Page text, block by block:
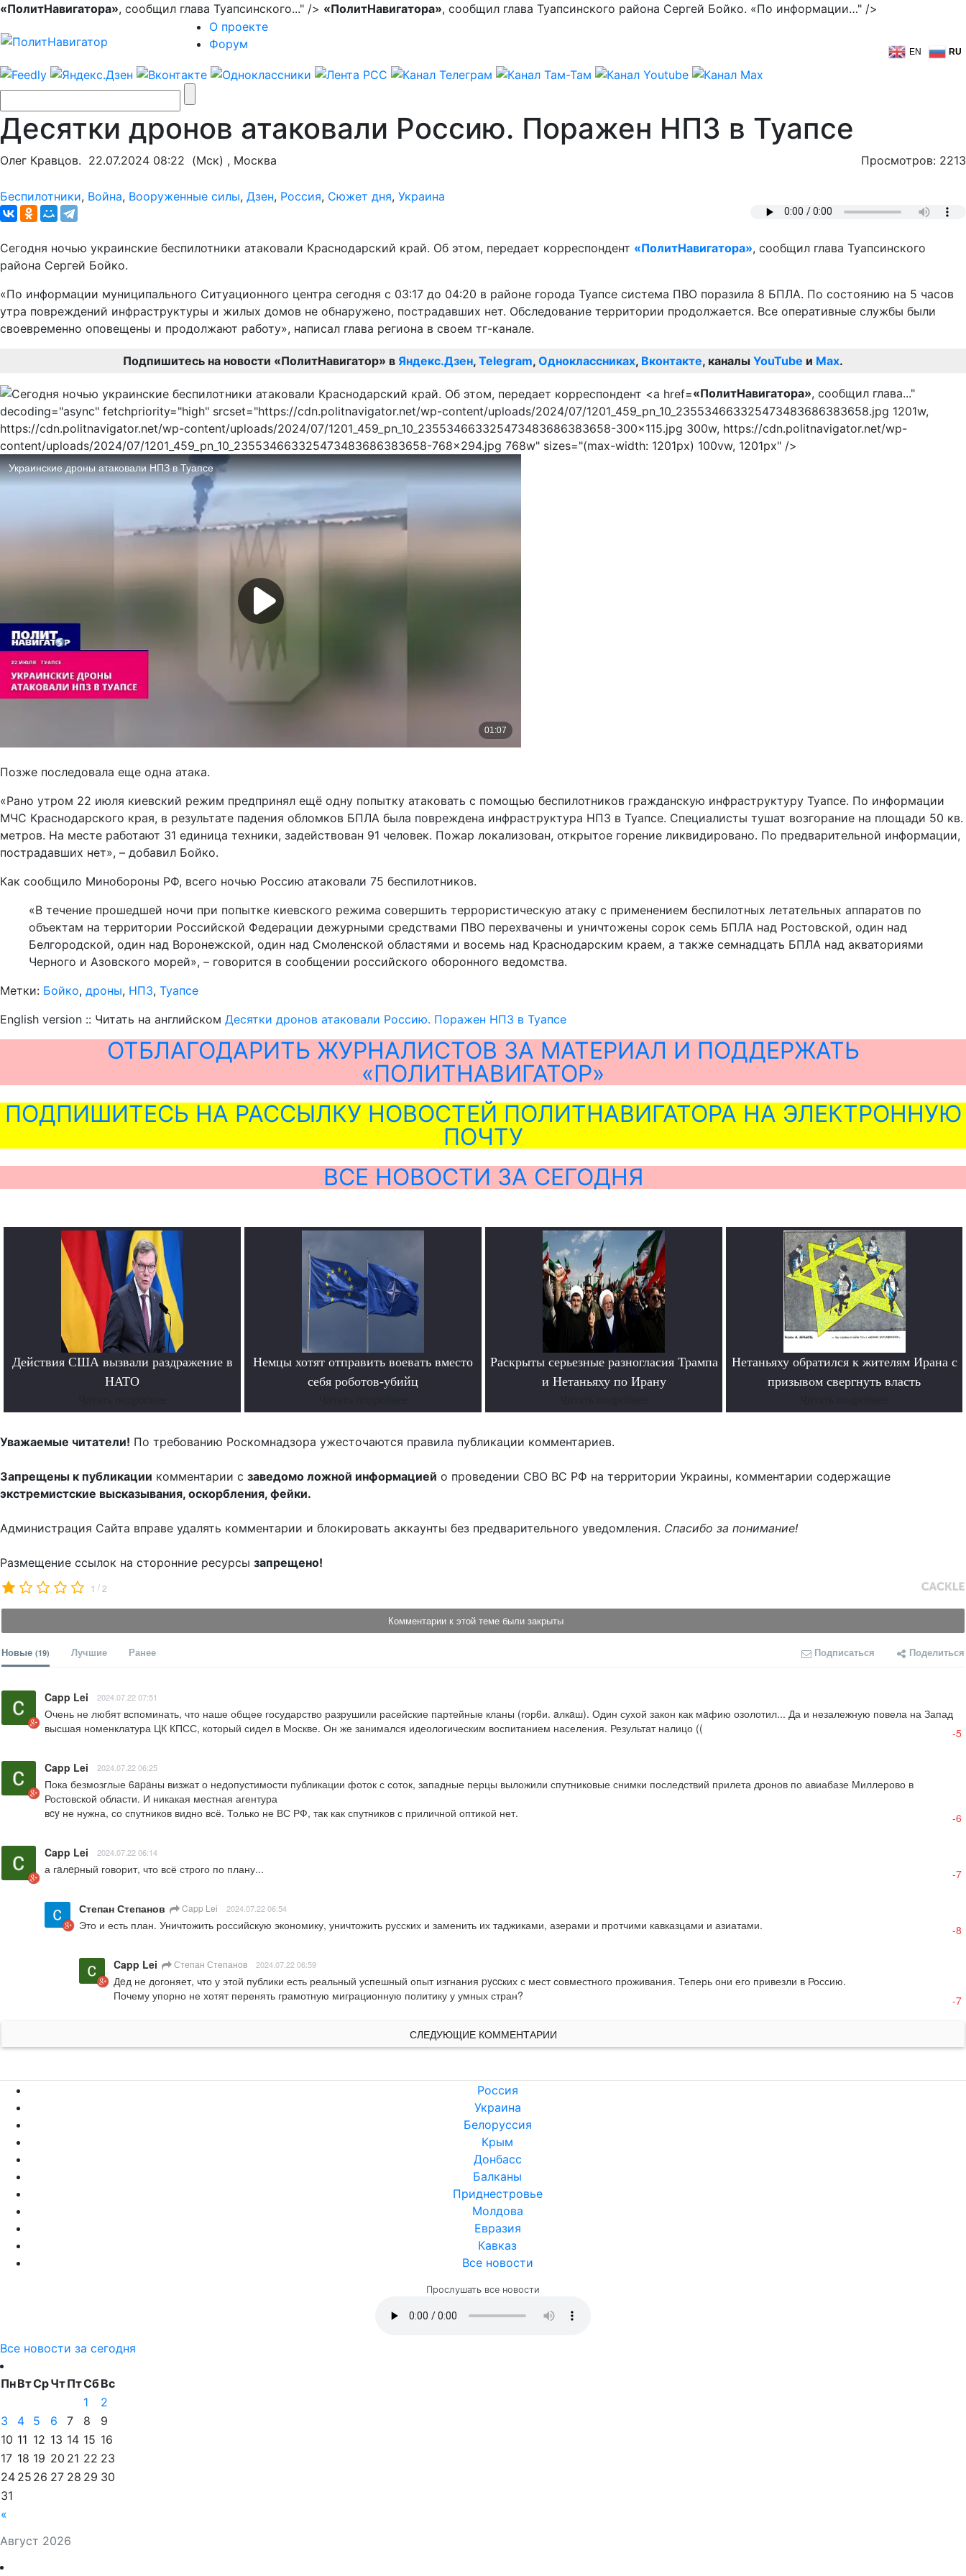
«ПолитНавигатора», сообщил глава Туапсинского..." /> «ПолитНавигатора», сообщил глава Туапсинского района Сергей Бойко. «По информации…" />
О проекте
Форум
EN RU
Десятки дронов атаковали Россию. Поражен НПЗ в Туапсе
Олег Кравцов. 22.07.2024 08:22 (Мск) , Москва Просмотров: 2213
Беспилотники, Война, Вооруженные силы, Дзен, Россия, Сюжет дня, Украина
Сегодня ночью украинские беспилотники атаковали Краснодарский край. Об этом, передает корреспондент «ПолитНавигатора», сообщил глава Туапсинского
района Сергей Бойко.
«По информации муниципального Ситуационного центра сегодня с 03:17 до 04:20 в районе города Туапсе система ПВО поразила 8 БПЛА. По состоянию на 5 часов
утра повреждений инфраструктуры и жилых домов не обнаружено, пострадавших нет. Обследование территории продолжается. Все оперативные службы были
своевременно оповещены и продолжают работу», написал глава региона в своем тг-канале.
Подпишитесь на новости «ПолитНавигатор» в Яндекс.Дзен, Telegram, Одноклассниках, Вконтакте, каналы YouTube и Max.
«ПолитНавигатора», сообщил глава..."
decoding="async" fetchpriority="high" srcset="https://cdn.politnavigator.net/wp-content/uploads/2024/07/1201_459_pn_10_235534663325473483686383658.jpg 1201w,
https://cdn.politnavigator.net/wp-content/uploads/2024/07/1201_459_pn_10_235534663325473483686383658-300x115.jpg 300w, https://cdn.politnavigator.net/wp-
content/uploads/2024/07/1201_459_pn_10_235534663325473483686383658-768x294.jpg 768w" sizes="(max-width: 1201px) 100vw, 1201px" />
Позже последовала еще одна атака.
«Рано утром 22 июля киевский режим предпринял ещё одну попытку атаковать с помощью беспилотников гражданскую инфраструктуру Туапсе. По информации
МЧС Краснодарского края, в результате падения обломков БПЛА была повреждена инфраструктура НПЗ в Туапсе. Специалисты тушат возгорание на площади 50 кв.
метров. На месте работают 31 единица техники, задействован 91 человек. Пожар локализован, открытое горение ликвидировано. По предварительной информации,
пострадавших нет», – добавил Бойко.
Как сообщило Минобороны РФ, всего ночью Россию атаковали 75 беспилотников.
«В течение прошедшей ночи при попытке киевского режима совершить террористическую атаку с применением беспилотных летательных аппаратов по
объектам на территории Российской Федерации дежурными средствами ПВО перехвачены и уничтожены сорок семь БПЛА над Ростовской, один над
Белгородской, один над Воронежской, один над Смоленской областями и восемь над Краснодарским краем, а также семнадцать БПЛА над акваториями
Черного и Азовского морей», – говорится в сообщении российского оборонного ведомства.
Метки: Бойко, дроны, НПЗ, Туапсе
English version :: Читать на английском Десятки дронов атаковали Россию. Поражен НПЗ в Туапсе
ОТБЛАГОДАРИТЬ ЖУРНАЛИСТОВ ЗА МАТЕРИАЛ И ПОДДЕРЖАТЬ
«ПОЛИТНАВИГАТОР»
ПОДПИШИТЕСЬ НА РАССЫЛКУ НОВОСТЕЙ ПОЛИТНАВИГАТОРА НА ЭЛЕКТРОННУЮ
ПОЧТУ
ВСЕ НОВОСТИ ЗА СЕГОДНЯ
Действия США вызвали раздражение в
НАТО
Немцы хотят отправить воевать вместо
себя роботов-убийц
Раскрыты серьезные разногласия Трампа
и Нетаньяху по Ирану
Нетаньяху обратился к жителям Ирана с
призывом свергнуть власть
Уважаемые читатели! По требованию Роскомнадзора ужесточаются правила публикации комментариев.
Запрещены к публикации комментарии с заведомо ложной информацией о проведении СВО ВС РФ на территории Украины, комментарии содержащие
экстремистские высказывания, оскорбления, фейки.
Администрация Сайта вправе удалять комментарии и блокировать аккаунты без предварительного уведомления. Спасибо за понимание!
Размещение ссылок на сторонние ресурсы запрещено!
1 /2
Комментарии к этой теме были закрыты
Новые (19) Лучшие Ранее Подписаться Поделиться
Capp Lei 2024.07.22 07:51
Очень не любят вспоминать, что наше общее государство разрушили расейские партейные кланы (гор6и. aлкaш). Один сухой закон как мaфию озолотил... Да и незалежную повела на Запад
высшая номенклатура ЦК КПСС, который сидел в Москве. Он же занимался идеологическим воспитанием населения. Результат налицо ((
-5
Capp Lei 2024.07.22 06:25
Пока безмозглые 6apaны визжат о недопустимости публикации фоток с соток, западные перцы выложили спутниковые снимки последствий прилета дронов по авиабазе Миллерово в
Ростовской области. И никакая местная агентура
вcy не нужна, со спутников видно всё. Только не ВС РФ, так как спутников с приличной оптикой нет.
-6
Capp Lei 2024.07.22 06:14
а гaлepный говорит, что всё строго по плану... -7
Степан Степанов Capp Lei 2024.07.22 06:54
Это и есть план. Уничтожить российскую экономику, уничтожить русских и заменить их таджиками, азерами и протчими кавказцами и азиатами. -8
Capp Lei Степан Степанов 2024.07.22 06:59
Дeд не догоняет, что у этой публики есть реальный успешный опыт изгнания pyccких с мест совместного проживания. Теперь они его привезли в Россию.
Почему упорно не хотят перенять грамотную миграционную политику у умных стран?
-7
СЛЕДУЮЩИЕ КОММЕНТАРИИ
Россия
Украина
Белоруссия
Крым
Донбасс
Балканы
Приднестровье
Молдова
Евразия
Кавказ
Все новости
Прослушать все новости
Все новости за сегодня
Август 2026
ПнВтСрЧтПтСбВс
«
1
2
3
4 5 6 7 8
9
10 11 12 13 14 15 16
17 18 19 20 21 22 23
24 25 26 27 28 29 30
31